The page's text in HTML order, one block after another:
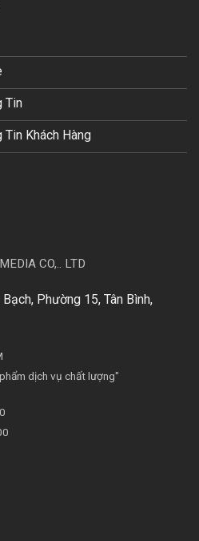
Tin
Tin Khách Hàng
CO,.. LTD
Phường 15, Tân Bình,
dịch vụ chất lượng"